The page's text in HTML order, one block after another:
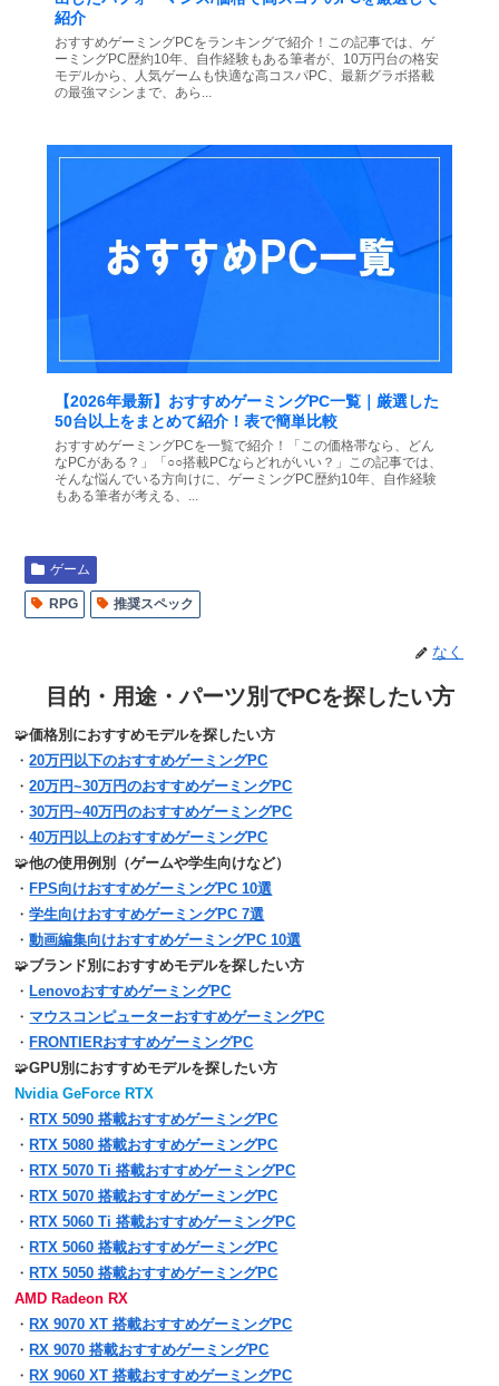
紹介
おすすめゲーミングPCをランキングで紹介！この記事では、ゲ
ーミングPC歴約10年、自作経験もある筆者が、10万円台の格安
モデルから、人気ゲームも快適な高コスパPC、最新グラボ搭載
の最強マシンまで、あら...
【2026年最新】おすすめゲーミングPC一覧｜厳選した
50台以上をまとめて紹介！表で簡単比較
おすすめゲーミングPCを一覧で紹介！「この価格帯なら、どん
なPCがある？」「○○搭載PCならどれがいい？」この記事では、
そんな悩んでいる方向けに、ゲーミングPC歴約10年、自作経験
もある筆者が考える、...
ゲーム
RPG 推奨スペック
なく
目的・用途・パーツ別でPCを探したい方
🧩価格別におすすめモデルを探したい方
・20万円以下のおすすめゲーミングPC
・20万円~30万円のおすすめゲーミングPC
・30万円~40万円のおすすめゲーミングPC
・40万円以上のおすすめゲーミングPC
🧩他の使用例別（ゲームや学生向けなど）
・FPS向けおすすめゲーミングPC 10選
・学生向けおすすめゲーミングPC 7選
・動画編集向けおすすめゲーミングPC 10選
🧩ブランド別におすすめモデルを探したい方
・LenovoおすすめゲーミングPC
・ マウスコンピューターおすすめゲーミングPC
・FRONTIERおすすめゲーミングPC
🧩GPU別におすすめモデルを探したい方
Nvidia GeForce RTX
・RTX 5090 搭載おすすめゲーミングPC
・RTX 5080 搭載おすすめゲーミングPC
・RTX 5070 Ti 搭載おすすめゲーミングPC
・RTX 5070 搭載おすすめゲーミングPC
・RTX 5060 Ti 搭載おすすめゲーミングPC
・RTX 5060 搭載おすすめゲーミングPC
・RTX 5050 搭載おすすめゲーミングPC
AMD Radeon RX
・RX 9070 XT 搭載おすすめゲーミングPC
・RX 9070 搭載おすすめゲーミングPC
・RX 9060 XT 搭載おすすめゲーミングPC